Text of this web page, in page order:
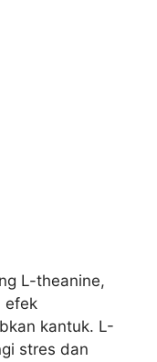
L-theanine,
efek
kantuk. L-
stres dan